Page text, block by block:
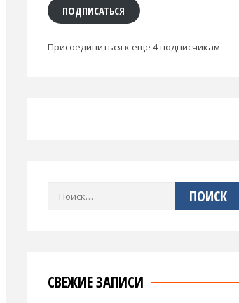
ПОДПИСАТЬСЯ
Присоединиться к еще 4 подписчикам
СВЕЖИЕ ЗАПИСИ